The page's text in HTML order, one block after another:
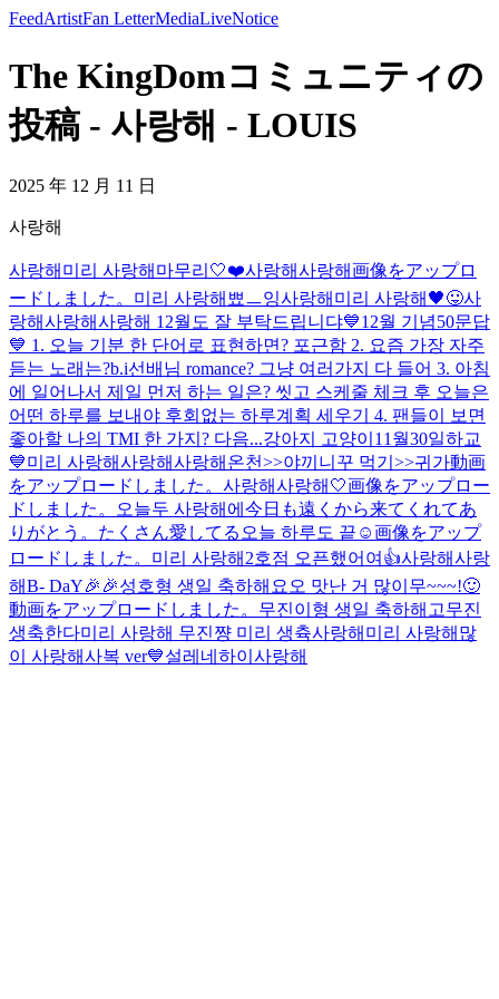
FeedArtistFan LetterMediaLiveNotice
The KingDomコミュニティの
投稿 - 사랑해 - LOUIS
2025 年 12 月 11 日
사랑해
사랑해 미리 사랑해 마무리🤍❤️사랑해사랑해画像をアップロ
ードしました。 미리 사랑해 뾰ㅡ잉사랑해 미리 사랑해 🖤😛사
랑해사랑해사랑해 12월도 잘 부탁드립니댜💙12월 기념50문답
💙 1. 오늘 기분 한 단어로 표현하면? 포근함 2. 요즘 가장 자주
듣는 노래는?b.i선배님 romance? 그냥 여러가지 다 들어 3. 아침
에 일어나서 제일 먼저 하는 일은? 씻고 스케줄 체크 후 오늘은
어떤 하루를 보내야 후회없는 하루계획 세우기 4. 팬들이 보면
좋아할 나의 TMI 한 가지? 다음...강아지 고양이 11월30일하교
💙미리 사랑해사랑해사랑해 온천>>야끼니꾸 먹기>>귀가動画
をアップロードしました。 사랑해사랑해 🤍画像をアップロー
ドしました。
오늘두 사랑해에 今日も遠くから来てくれてあ
りがとう。たくさん愛してる 오늘 하루도 끝☺️画像をアップ
ロードしました。 미리 사랑해 2호점 오픈했어여👍사랑해사랑
해B- DaY🎉🎉성호형 생일 축하해요오 맛난 거 많이무~~~!🙂
動画をアップロードしました。 무진이형 생일 축하해 고무진
생축한다미리 사랑해 무진쨩 미리 생츅사랑해 미리 사랑해 많
이 사랑해사복 ver💙설레네 하이 사랑해